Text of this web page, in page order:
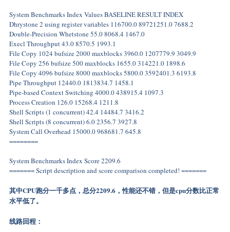
System Benchmarks Index Values BASELINE RESULT INDEX
Dhrystone 2 using register variables 116700.0 89721251.0 7688.2
Double-Precision Whetstone 55.0 8068.4 1467.0
Execl Throughput 43.0 8570.5 1993.1
File Copy 1024 bufsize 2000 maxblocks 3960.0 1207779.9 3049.9
File Copy 256 bufsize 500 maxblocks 1655.0 314221.0 1898.6
File Copy 4096 bufsize 8000 maxblocks 5800.0 3592401.3 6193.8
Pipe Throughput 12440.0 1813834.7 1458.1
Pipe-based Context Switching 4000.0 438915.4 1097.3
Process Creation 126.0 15268.4 1211.8
Shell Scripts (1 concurrent) 42.4 14484.7 3416.2
Shell Scripts (8 concurrent) 6.0 2356.7 3927.8
System Call Overhead 15000.0 968681.7 645.8
========
System Benchmarks Index Score 2209.6
======= Script description and score comparison completed! =======
其中CPU跑分一千多点，总分2209.6，性能还不错，但是cpu分数比正常
水平低了。
线路回程：